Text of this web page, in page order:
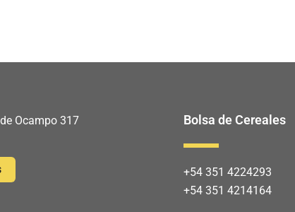
Ocampo 317
Bolsa de Cereales
+54 351 4224293
+54 351 4214164